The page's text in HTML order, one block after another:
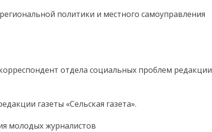
политики и местного самоуправления
отдела социальных проблем редакции
газеты «Сельская газета».
молодых журналистов